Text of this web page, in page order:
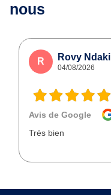
nous
R Rovy Ndaki
04/08/2026
Avis de Google
Très bien